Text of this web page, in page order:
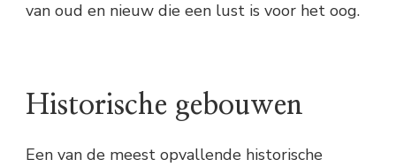
van oud en nieuw die een lust is voor het oog.
Historische gebouwen
Een van de meest opvallende historische